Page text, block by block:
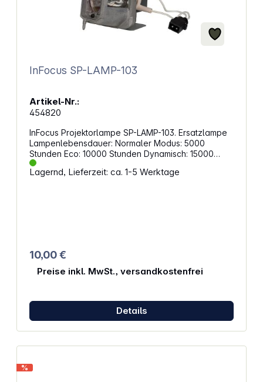
InFocus SP-LAMP-103
Artikel-Nr.:
454820
InFocus Projektorlampe SP-LAMP-103. Ersatzlampe
Lampenlebensdauer: Normaler Modus: 5000
Stunden Eco: 10000 Stunden Dynamisch: 15000
Stunden Passend für:InFocusIN119HDg, Screenplay
SP1081HD
Lagernd, Lieferzeit: ca. 1-5 Werktage
10,00 €
Preise inkl. MwSt., versandkostenfrei
Details
%